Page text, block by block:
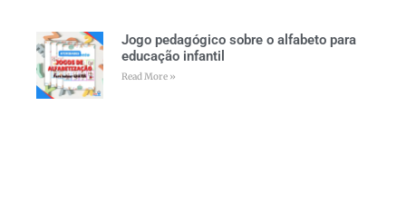
Jogo pedagógico sobre o alfabeto para
educação infantil
Read More »